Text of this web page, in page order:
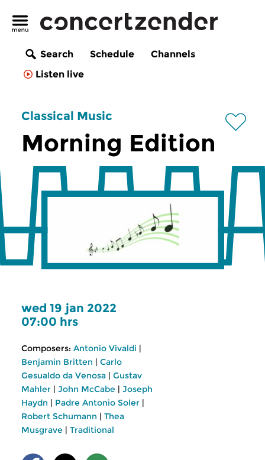
Search Schedule
Channels
Listen live
Classical Music
Morning Edition
wed 19 jan 2022
07:00 hrs
Composers: Antonio Vivaldi |
Benjamin Britten | Carlo
Gesualdo da Venosa | Gustav
Mahler | John McCabe | Joseph
Haydn | Padre Antonio Soler |
Robert Schumann | Thea
Musgrave | Traditional